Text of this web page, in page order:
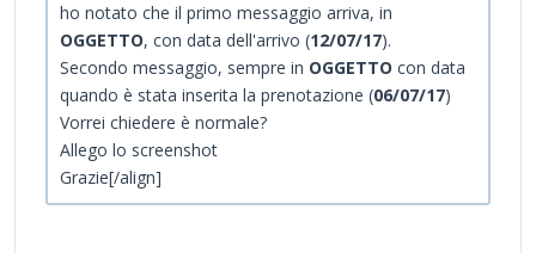
ho notato che il primo messaggio arriva, in
OGGETTO, con data dell'arrivo (12/07/17).
Secondo messaggio, sempre in OGGETTO con data
quando è stata inserita la prenotazione (06/07/17)
Vorrei chiedere è normale?
Allego lo screenshot
Grazie[/align]